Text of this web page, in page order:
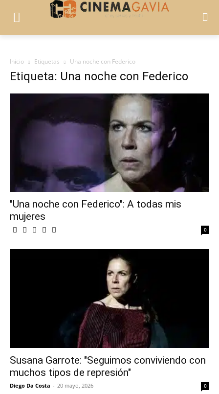
Inicio Etiquetas Una noche con Federico
Etiqueta: Una noche con Federico
"Una noche con Federico": A todas mis
mujeres
0
Susana Garrote: "Seguimos conviviendo con
muchos tipos de represión"
Diego Da Costa - 20 mayo, 2026 0